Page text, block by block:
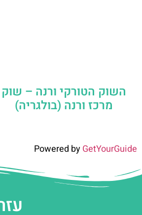
השוק הטורקי ורנה – שוק
מרכז ורנה (בולגריה)
Powered byGetYourGuide